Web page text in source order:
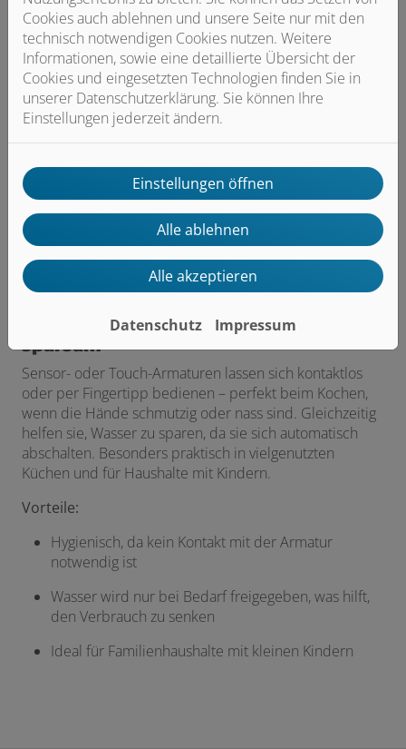
BiId: Hansavantis style hybrid
3. Sensorarmaturen: Hygienisch und
sparsam
Sensor- oder Touch-Armaturen lassen sich kontaktlos
oder per Fingertipp bedienen – perfekt beim Kochen,
wenn die Hände schmutzig oder nass sind. Gleichzeitig
helfen sie, Wasser zu sparen, da sie sich automatisch
abschalten. Besonders praktisch in vielgenutzten
Küchen und für Haushalte mit Kindern.
Vorteile:
Hygienisch, da kein Kontakt mit der Armatur
notwendig ist
Wasser wird nur bei Bedarf freigegeben, was hilft,
den Verbrauch zu senken
Ideal für Familienhaushalte mit kleinen Kindern
Cookies auch ablehnen und unsere Seite nur mit den
technisch notwendigen Cookies nutzen. Weitere
Informationen, sowie eine detaillierte Übersicht der
Cookies und eingesetzten Technologien finden Sie in
unserer Datenschutzerklärung. Sie können Ihre
Einstellungen jederzeit ändern.
Einstellungen öffnen
Alle ablehnen
Alle akzeptieren
Datenschutz Impressum